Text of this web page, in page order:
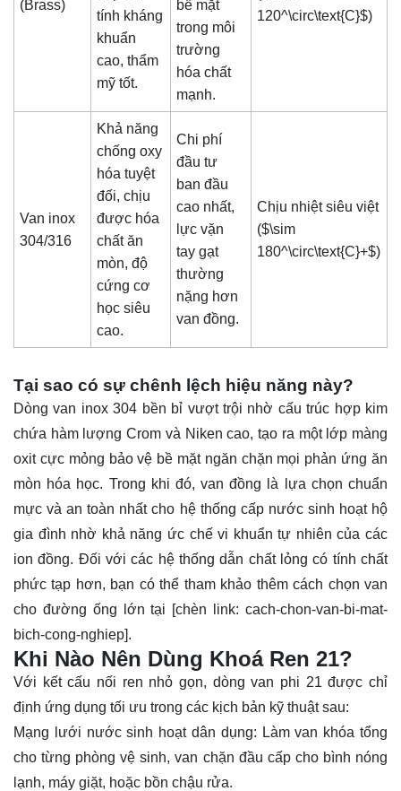
(Brass)
tính kháng
khuẩn
cao, thẩm
mỹ tốt.
bề mặt
trong môi
trường
hóa chất
mạnh.
120^\circ\text{C}$)
Van inox
304/316
Khả năng
chống oxy
hóa tuyệt
đối, chịu
được hóa
chất ăn
mòn, độ
cứng cơ
học siêu
cao.
Chi phí
đầu tư
ban đầu
cao nhất,
lực vặn
tay gạt
thường
nặng hơn
van đồng.
Chịu nhiệt siêu việt
($\sim
180^\circ\text{C}+$)
Tại sao có sự chênh lệch hiệu năng này?
Dòng van inox 304 bền bỉ vượt trội nhờ cấu trúc hợp kim
chứa hàm lượng Crom và Niken cao, tạo ra một lớp màng
oxit cực mỏng bảo vệ bề mặt ngăn chặn mọi phản ứng ăn
mòn hóa học. Trong khi đó, van đồng là lựa chọn chuẩn
mực và an toàn nhất cho hệ thống cấp nước sinh hoạt hộ
gia đình nhờ khả năng ức chế vi khuẩn tự nhiên của các
ion đồng. Đối với các hệ thống dẫn chất lỏng có tính chất
phức tạp hơn, bạn có thể tham khảo thêm cách chọn van
cho đường ống lớn tại [chèn link: cach-chon-van-bi-mat-
bich-cong-nghiep].
Khi Nào Nên Dùng Khoá Ren 21?
Với kết cấu nối ren nhỏ gọn, dòng van phi 21 được chỉ
định ứng dụng tối ưu trong các kịch bản kỹ thuật sau:
Mạng lưới nước sinh hoạt dân dụng: Làm van khóa tổng
cho từng phòng vệ sinh, van chặn đầu cấp cho bình nóng
lạnh, máy giặt, hoặc bồn chậu rửa.